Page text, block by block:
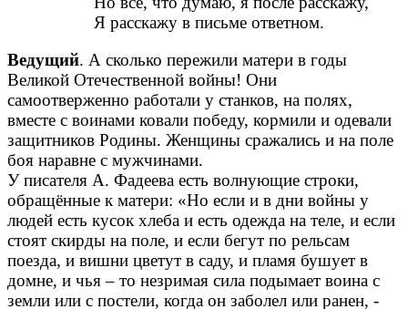
Я расскажу в письме ответном.
Ведущий. А сколько пережили матери в годы
Великой Отечественной войны! Они
самоотверженно работали у станков, на полях,
вместе с воинами ковали победу, кормили и одевали
защитников Родины. Женщины сражались и на поле
боя наравне с мужчинами.
У писателя А. Фадеева есть волнующие строки,
обращённые к матери: «Но если и в дни войны у
людей есть кусок хлеба и есть одежда на теле, и если
стоят скирды на поле, и если бегут по рельсам
поезда, и вишни цветут в саду, и пламя бушует в
домне, и чья – то незримая сила подымает воина с
земли или с постели, когда он заболел или ранен, -